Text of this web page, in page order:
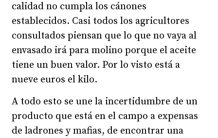
calidad no cumpla los cánones
establecidos. Casi todos los agricultores
consultados piensan que lo que no vaya al
envasado irá para molino porque el aceite
tiene un buen valor. Por lo visto está a
nueve euros el kilo.
A todo esto se une la incertidumbre de un
producto que está en el campo a expensas
de ladrones y mafias, de encontrar una